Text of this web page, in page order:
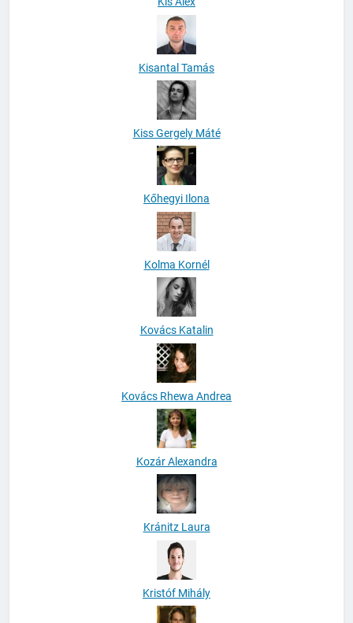
Kisantal Tamás
Kiss Gergely Máté
Kőhegyi Ilona
Kolma Kornél
Kovács Katalin
Kovács Rhewa Andrea
Kozár Alexandra
Kránitz Laura
Kristóf Mihály